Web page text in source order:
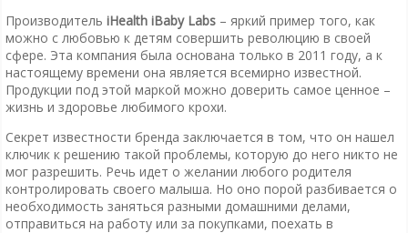
ПроизводительiHealth iBaby Labs – яркий пример того, как
можно с любовью к детям совершить революцию в своей
сфере. Эта компания была основана только в 2011 году, а к
настоящему времени она является всемирно известной.
Продукции под этой маркой можно доверить самое ценное –
жизнь и здоровье любимого крохи.
Секрет известности бренда заключается в том, что он нашел
ключик к решению такой проблемы, которую до него никто не
мог разрешить. Речь идет о желании любого родителя
контролировать своего малыша. Но оно порой разбивается о
необходимость заняться разными домашними делами,
отправиться на работу или за покупками, поехать в